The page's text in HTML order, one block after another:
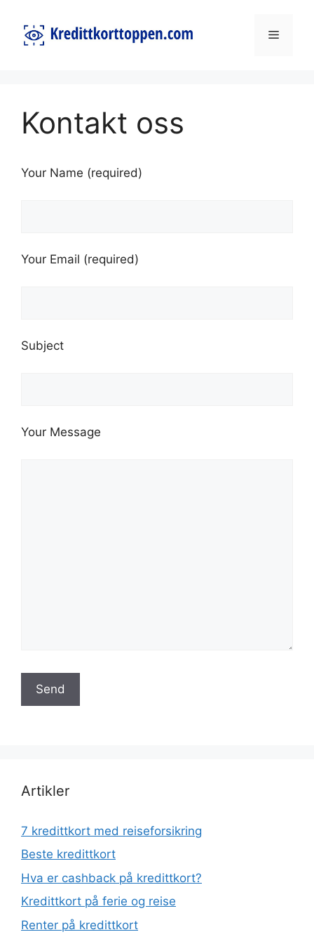
content
Menu
Kontakt oss
Please leave this field empty.
Your Name (required)
Your Email (required)
Subject
Your Message
Artikler
7 kredittkort med reiseforsikring
Beste kredittkort
Hva er cashback på kredittkort?
Kredittkort på ferie og reise
Renter på kredittkort